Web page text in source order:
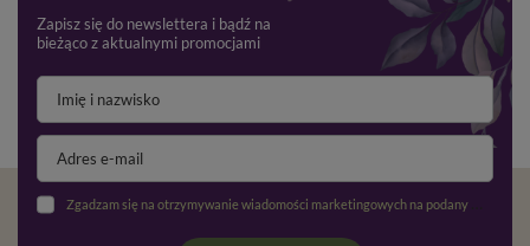
Zapisz się do newslettera i bądź na
bieżąco z aktualnymi promocjami
Zgadzam się na otrzymywanie wiadomości marketingowych na podany adres e-mail oraz przetwarzanie danych osobowych zgodnie z